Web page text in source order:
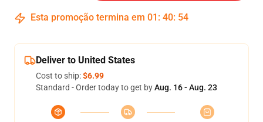
Esta promoção termina em 01 : 40: 54
Deliver to United States
Cost to ship:$6.99
Standard - Order today to get byAug. 16 - Aug. 23